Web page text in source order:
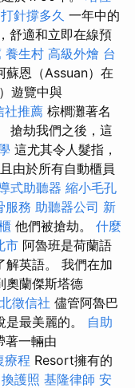
針撐多久 一年中的
舒適和立即在線預
養生村 高級外燴 台
蘇恩（Assuan）在
遊覽中與
社推薦 棕櫚灘著名
搶劫我們之後，這
這尤其令人髮指，
由於所有自動櫃員
式助聽器 縮小毛孔
服務 助聽器公司 新
他們被搶劫。 什麼
市 阿魯班是荷蘭語
解英語。 我們在加
奧蘭傑斯塔德
徵信社 儘管阿魯巴
最美麗的。 自助
著一輛由
療程 Resort擁有的
換護照 基隆律師 安